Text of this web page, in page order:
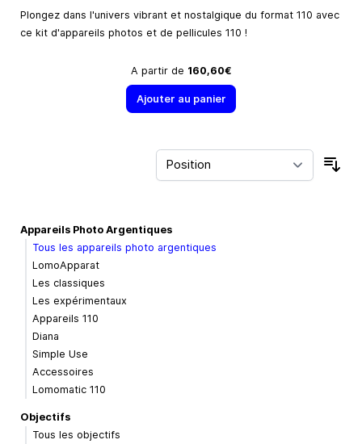
Plongez dans l'univers vibrant et nostalgique du format 110 avec
ce kit d'appareils photos et de pellicules 110 !
A partir de 160,60€
Ajouter au panier
Appareils Photo Argentiques
Tous les appareils photo argentiques
LomoApparat
Les classiques
Les expérimentaux
Appareils 110
Diana
Simple Use
Accessoires
Lomomatic 110
Objectifs
Tous les objectifs